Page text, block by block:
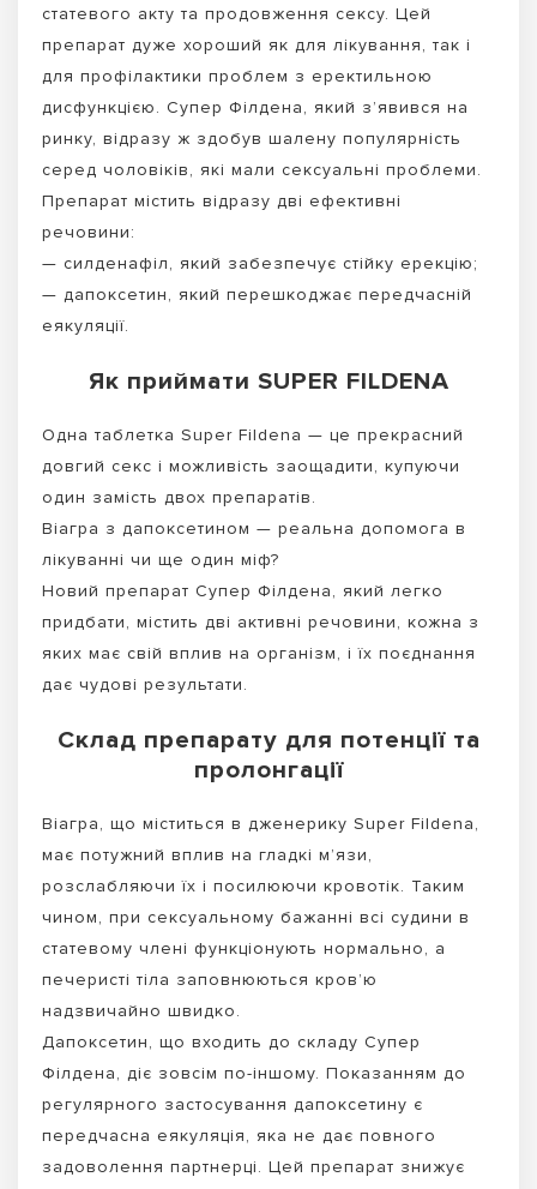
статевого акту та продовження сексу. Цей
препарат дуже хороший як для лікування, так і
для профілактики проблем з еректильною
дисфункцією. Супер Філдена, який з’явився на
ринку, відразу ж здобув шалену популярність
серед чоловіків, які мали сексуальні проблеми.
Препарат містить відразу дві ефективні
речовини:
— силденафіл, який забезпечує стійку ерекцію;
— дапоксетин, який перешкоджає передчасній
еякуляції.
Як приймати SUPER FILDENA
Одна таблетка Super Fildena — це прекрасний
довгий секс і можливість заощадити, купуючи
один замість двох препаратів.
Віагра з дапоксетином — реальна допомога в
лікуванні чи ще один міф?
Новий препарат Супер Філдена, який легко
придбати, містить дві активні речовини, кожна з
яких має свій вплив на організм, і їх поєднання
дає чудові результати.
Склад препарату для потенції та
пролонгації
Віагра, що міститься в дженерику Super Fildena,
має потужний вплив на гладкі м’язи,
розслабляючи їх і посилюючи кровотік. Таким
чином, при сексуальному бажанні всі судини в
статевому члені функціонують нормально, а
печеристі тіла заповнюються кров’ю
надзвичайно швидко.
Дапоксетин, що входить до складу Супер
Філдена, діє зовсім по-іншому. Показанням до
регулярного застосування дапоксетину є
передчасна еякуляція, яка не дає повного
задоволення партнерці. Цей препарат знижує